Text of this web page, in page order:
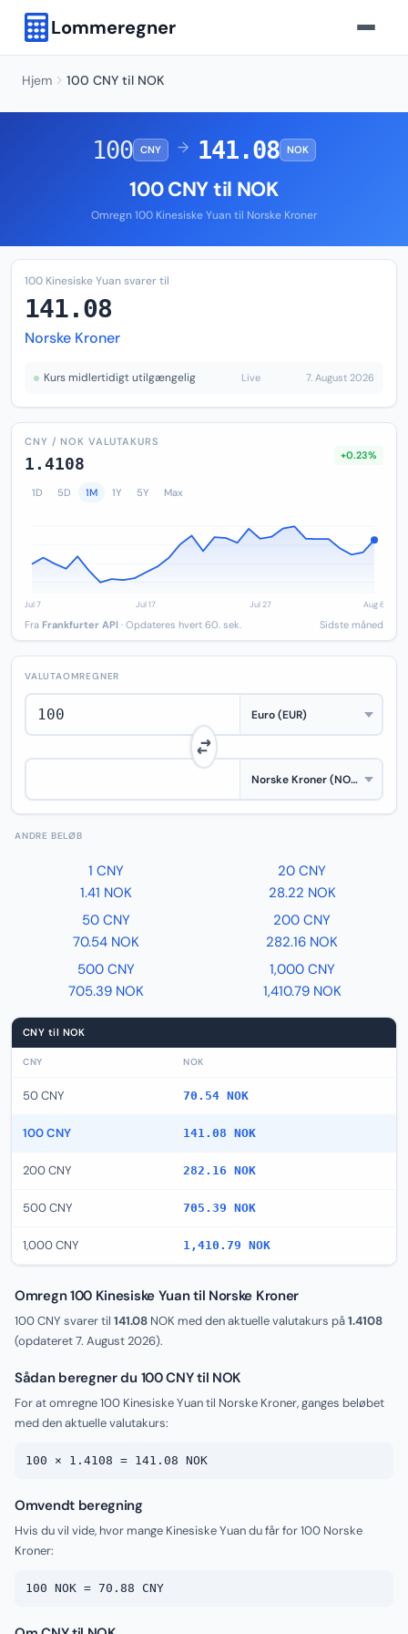
Lommeregner
Hjem 100 CNY til NOK
100 CNY → 141.08 NOK
100 CNY til NOK
Omregn 100 Kinesiske Yuan til Norske Kroner
100 Kinesiske Yuan svarer til
141.08
Norske Kroner
Kurs midlertidigt utilgængelig Live 7. August 2026
CNY / NOK VALUTAKURS
1.4108 +0.23%
1D 5D 1M 1Y 5Y Max
Fra Frankfurter API · Opdateres hvert 60. sek. Sidste måned
VALUTAOMREGNER
ANDRE BELØB
1 CNY
1.41 NOK
20 CNY
28.22 NOK
50 CNY
70.54 NOK
200 CNY
282.16 NOK
500 CNY
705.39 NOK
1,000 CNY
1,410.79 NOK
CNY til NOK
CNY NOK
50 CNY 70.54 NOK
100 CNY 141.08 NOK
200 CNY 282.16 NOK
500 CNY 705.39 NOK
1,000 CNY 1,410.79 NOK
Omregn 100 Kinesiske Yuan til Norske Kroner
100 CNY svarer til 141.08 NOK med den aktuelle valutakurs på1.4108
(opdateret7. August 2026).
Sådan beregner du 100 CNY til NOK
For at omregne 100 Kinesiske Yuan til Norske Kroner, ganges beløbet
med den aktuelle valutakurs:
100 × 1.4108 = 141.08 NOK
Omvendt beregning
Hvis du vil vide, hvor mange Kinesiske Yuan du får for 100 Norske
Kroner:
100 NOK = 70.88 CNY